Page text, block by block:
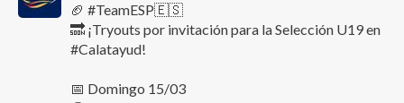
🏈 #TeamESP🇪🇸
🔜 ¡Tryouts por invitación para la Selección U19 en
#Calatayud!
📅 Domingo 15/03